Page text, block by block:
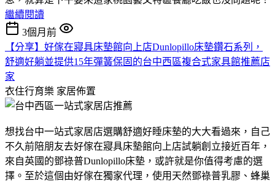
繼續閱讀
3個月前
【分享】好傢在寢具床墊館向上店Dunlopillo床墊鑽石系列，
舒適好躺並提供15年彈簧保固的台中西區複合式家具館推薦店
家
衣住行育樂 家居佈置
想找台中一站式家居店選購舒適好睡床墊的大大看過來，自己
不久前陪朋友去好傢在寢具床墊館向上店試躺創立接近百年，
來自英國的鄧祿普Dunlopillo床墊，或許就是你值得考慮的選
擇。至於這個由好傢在獨家代理，使用天然鄧祿普乳膠、蜂巢